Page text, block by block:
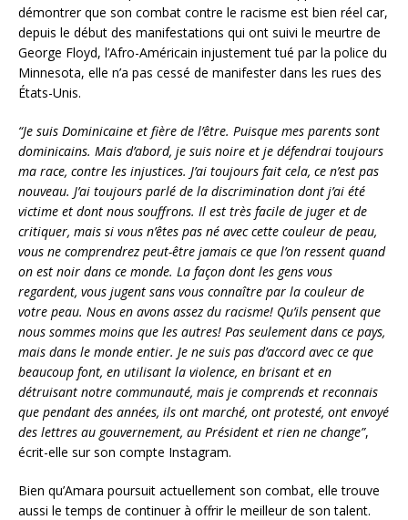
démontrer que son combat contre le racisme est bien réel car,
depuis le début des manifestations qui ont suivi le meurtre de
George Floyd, l’Afro-Américain injustement tué par la police du
Minnesota, elle n’a pas cessé de manifester dans les rues des
États-Unis.
“Je suis Dominicaine et fière de l’être. Puisque mes parents sont
dominicains. Mais d’abord, je suis noire et je défendrai toujours
ma race, contre les injustices. J’ai toujours fait cela, ce n’est pas
nouveau. J’ai toujours parlé de la discrimination dont j’ai été
victime et dont nous souffrons. Il est très facile de juger et de
critiquer, mais si vous n’êtes pas né avec cette couleur de peau,
vous ne comprendrez peut-être jamais ce que l’on ressent quand
on est noir dans ce monde. La façon dont les gens vous
regardent, vous jugent sans vous connaître par la couleur de
votre peau. Nous en avons assez du racisme! Qu’ils pensent que
nous sommes moins que les autres! Pas seulement dans ce pays,
mais dans le monde entier. Je ne suis pas d’accord avec ce que
beaucoup font, en utilisant la violence, en brisant et en
détruisant notre communauté, mais je comprends et reconnais
que pendant des années, ils ont marché, ont protesté, ont envoyé
des lettres au gouvernement, au Président et rien ne change”,
écrit-elle sur son compte Instagram.
Bien qu’Amara poursuit actuellement son combat, elle trouve
aussi le temps de continuer à offrir le meilleur de son talent.